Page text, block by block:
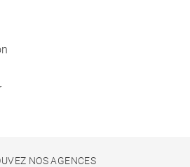
NOS AGENCES